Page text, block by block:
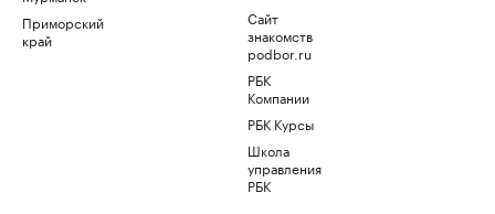
Приморский
край
Сайт
знакомств
podbor.ru
РБК
Компании
РБК Курсы
Школа
управления
РБК